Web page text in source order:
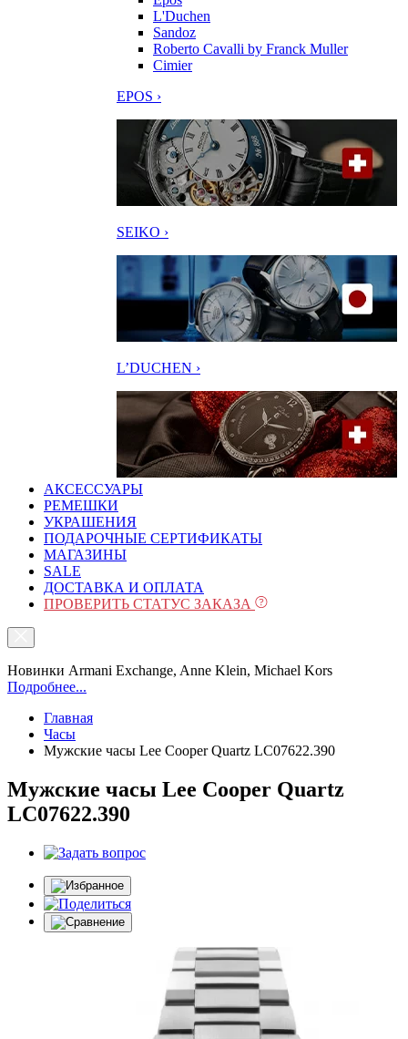
L'Duchen
Sandoz
Roberto Cavalli by Franck Muller
Cimier
EPOS ›
SEIKO ›
L’DUCHEN ›
АКСЕССУАРЫ
РЕМЕШКИ
УКРАШЕНИЯ
ПОДАРОЧНЫЕ СЕРТИФИКАТЫ
МАГАЗИНЫ
SALE
ДОСТАВКА И ОПЛАТА
ПРОВЕРИТЬ СТАТУС ЗАКАЗА
Новинки Armani Exchange, Anne Klein, Michael Kors
Подробнее...
Главная
Часы
Мужские часы Lee Cooper Quartz LC07622.390
Мужские часы Lee Cooper Quartz
LC07622.390